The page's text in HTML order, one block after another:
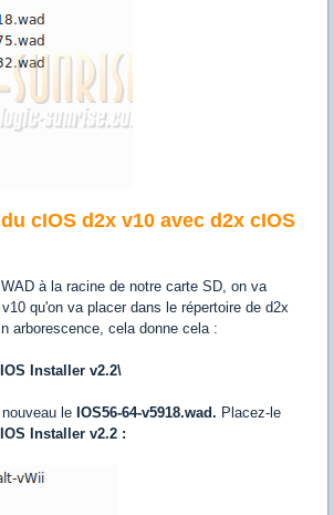
cIOS d2x v10 avec d2x cIOS
à la racine de notre carte SD, on va
qu'on va placer dans le répertoire de d2x
arborescence, cela donne cela :
Installer v2.2\
le IOS56-64-v5918.wad. Placez-le
Installer v2.2 :